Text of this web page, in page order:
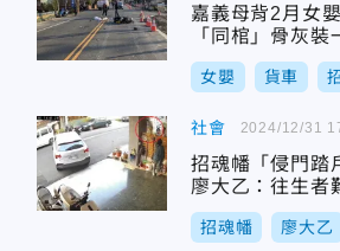
嘉義母背2月女
「同棺」骨灰裝
女嬰 貨車
社會
招魂幡「侵門
廖大乙：往生者
招魂幡 廖大乙
2024/12/31